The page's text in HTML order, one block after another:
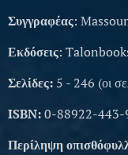
Συγγραφέας:
Εκδόσεις:
Σελίδες: 5 - 246 (οι
ISBN:0-88922-443-
Περίληψη